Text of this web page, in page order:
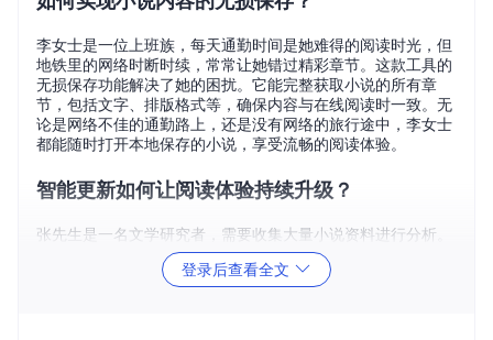
李女士是一位上班族，每天通勤时间是她难得的阅读时光，但
地铁里的网络时断时续，常常让她错过精彩章节。这款工具的
无损保存功能解决了她的困扰。它能完整获取小说的所有章
节，包括文字、排版格式等，确保内容与在线阅读时一致。无
论是网络不佳的通勤路上，还是没有网络的旅行途中，李女士
都能随时打开本地保存的小说，享受流畅的阅读体验。
智能更新如何让阅读体验持续升级？
张先生是一名文学研究者，需要收集大量小说资料进行分析。
以往，他需要手动检查小说是否更新，费时费力。该工具的智
能更新检测功能帮了他大忙。它能自动识别小说的更新状态，
登录后查看全文